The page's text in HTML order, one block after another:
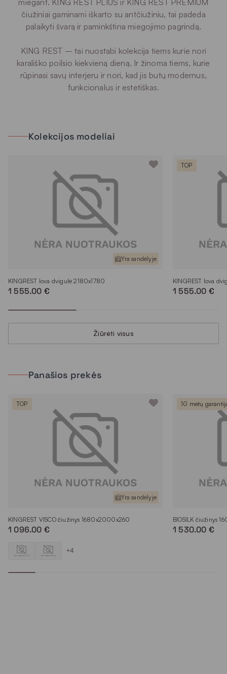
čiužiniai gaminami iškarto su antčiužiniu, tai padeda
palaikyti švarą ir paminkština miegojimo pagrindą.
KING REST – tai nuostabi kolekcija tiems kurie nori
karališko poilsio kiekvieną dieną. Ir žinoma tiems, kurie
rūpinasi savų interjeru ir nori, kad jis butų modernus,
funkcionalus ir estetiškas.
Kolekcijos modeliai
Yra sandėlyje
KINGREST lova dvigulė 2180x1780
1 555.00 €
TOP
KINGREST lova
1 555.00 €
Žiūrėti visus
Panašios prekės
TOP
Yra sandėlyje
KINGREST VISCO čiužinys 1680x2000x260
1 096.00 €
+4
10 metų
BIOSILK čiužinys
1 530.00 €